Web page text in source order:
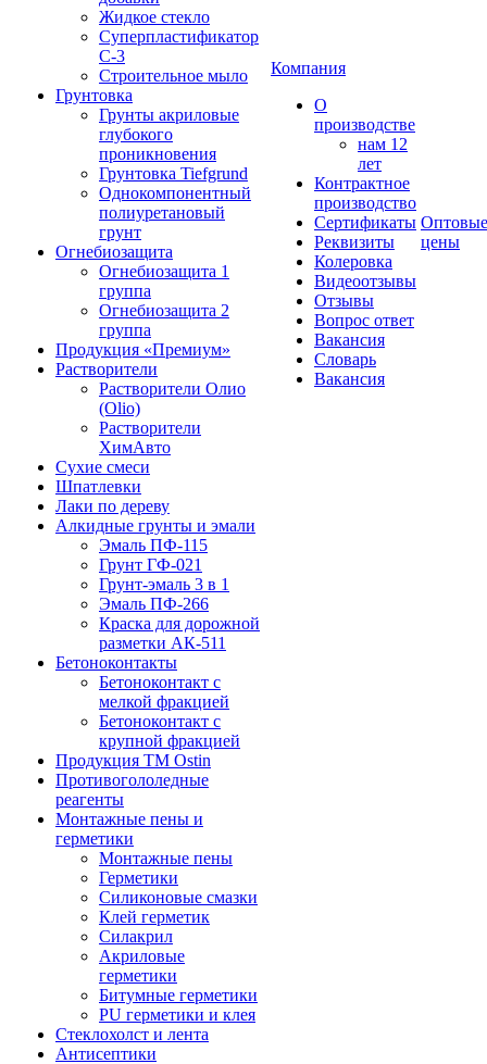
Жидкое стекло
Суперпластификатор
С-3
Строительное мыло
Грунтовка
Грунты акриловые
глубокого
проникновения
Грунтовка Tiefgrund
Однокомпонентный
полиуретановый
грунт
Огнебиозащита
Огнебиозащита 1
группа
Огнебиозащита 2
группа
Продукция «Премиум»
Растворители
Растворители Олио
(Olio)
Растворители
ХимАвто
Сухие смеси
Шпатлевки
Лаки по дереву
Алкидные грунты и эмали
Эмаль ПФ-115
Грунт ГФ-021
Грунт-эмаль 3 в 1
Эмаль ПФ-266
Краска для дорожной
разметки АК-511
Бетоноконтакты
Бетоноконтакт с
мелкой фракцией
Бетоноконтакт с
крупной фракцией
Продукция ТМ Ostin
Противогололедные
реагенты
Монтажные пены и
герметики
Монтажные пены
Герметики
Силиконовые смазки
Клей герметик
Силакрил
Акриловые
герметики
Битумные герметики
PU герметики и клея
Стеклохолст и лента
Антисептики
Компания
О
производстве
нам 12
лет
Контрактное
производство
Сертификаты
Реквизиты
Колеровка
Видеоотзывы
Отзывы
Вопрос ответ
Вакансия
Словарь
Вакансия
Оптовые
цены